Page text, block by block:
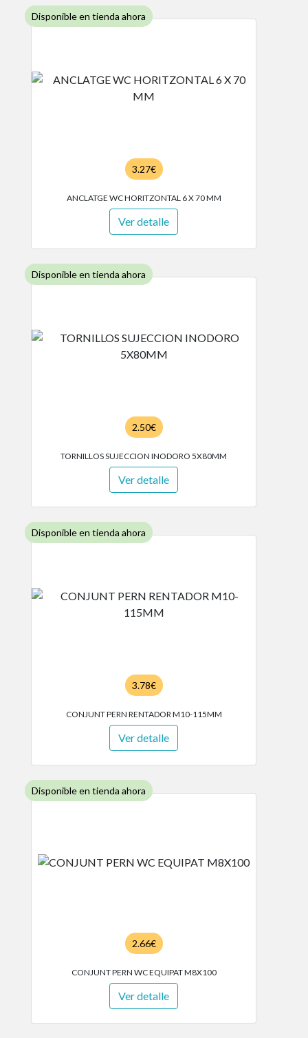
Disponible en tienda ahora
3.27€
ANCLATGE WC HORITZONTAL 6 X 70 MM
Ver detalle
Disponible en tienda ahora
2.50€
TORNILLOS SUJECCION INODORO 5X80MM
Ver detalle
Disponible en tienda ahora
3.78€
CONJUNT PERN RENTADOR M10-115MM
Ver detalle
Disponible en tienda ahora
2.66€
CONJUNT PERN WC EQUIPAT M8X100
Ver detalle